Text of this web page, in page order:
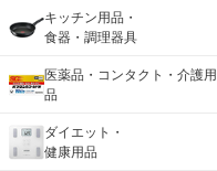
キッチン用品・
食器・調理器具
医薬品・コンタクト・介護用
品
ダイエット・
健康用品